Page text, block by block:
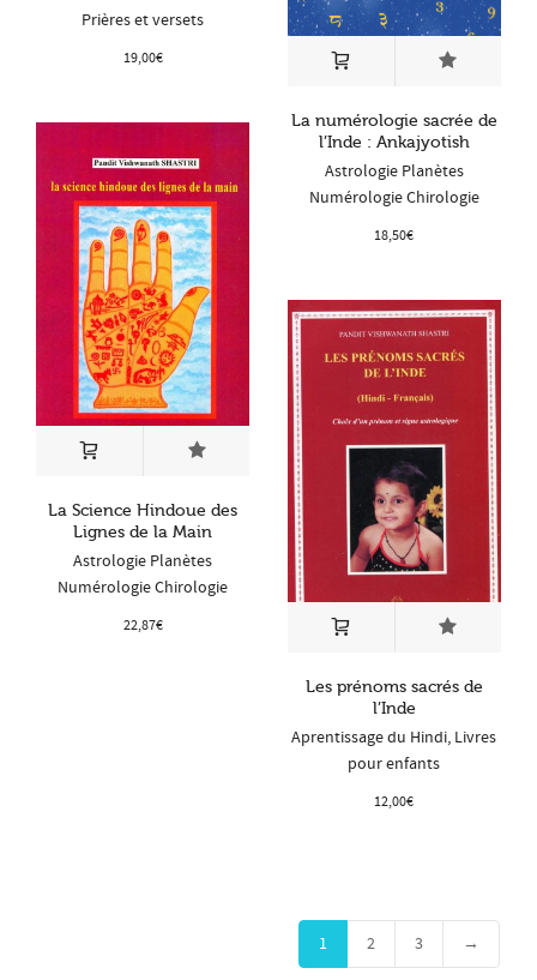
Prières et versets
19,00€
La numérologie sacrée de
l’Inde : Ankajyotish
Astrologie Planètes
Numérologie Chirologie
18,50€
La Science Hindoue des
Lignes de la Main
Astrologie Planètes
Numérologie Chirologie
22,87€
Les prénoms sacrés de
l’Inde
Aprentissage du Hindi, Livres
pour enfants
12,00€
1 2 3 →